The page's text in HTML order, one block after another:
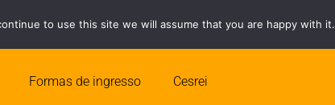
Quero ser Cesrei
Formas de ingresso Cesrei
to use this site we will assume that you are happy with it.